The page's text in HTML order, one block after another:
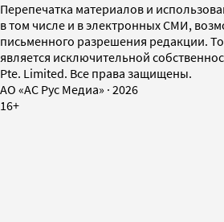
Перепечатка материалов и
в том числе и в электронных СМИ,
письменного разрешения редакции.
является исключительной
Pte. Limited. Все права защищены.
AO «АС Рус Медиа» · 2026
16+